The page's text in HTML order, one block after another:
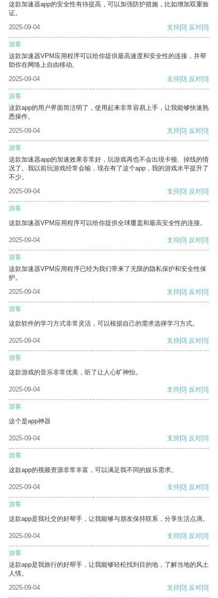
这款加速器app的安全性有待提高，可以加强防护措施，比如增加双重验
证。
2025-09-04
支持[0] 反对[0]
游客
这款加速器VPM应用程序可以给你提供最高速度和安全性的连接，并帮
助你在网络上自由移动。
2025-09-04
支持[0] 反对[0]
游客
这款app的用户界面简洁明了，使用起来非常容易上手，让我能够快速熟
悉操作。
2025-09-04
支持[0] 反对[0]
游客
这款加速器app的加速效果非常好，玩游戏再也不会出现卡顿、掉线的情
况了。我以前玩游戏经常会输，现在有了这个app，我的游戏水平提升了
不少。
2025-09-04
支持[0] 反对[0]
游客
这款加速器VPM应用程序可以给你提供全球覆盖和最高安全性的连接。
2025-09-04 支持[0] 反对[0]
游客
这款加速器VPM应用程序已经为我们带来了无限的隐私保护和安全性保
护。
2025-09-04
支持[0] 反对[0]
游客
这款软件的学习方式非常灵活，可以根据自己的需求选择学习方式。
2025-09-04 支持[0] 反对[0]
游客
这款游戏的音乐非常优美，听了让人心旷神怡。
2025-09-04 支持[0] 反对[0]
游客
这个是app神器
2025-09-04 支持[0] 反对[0]
游客
这款app的视频资源非常丰富，可以满足我不同的娱乐需求。
2025-09-04 支持[0] 反对[0]
游客
这款app是我社交的好帮手，让我能够与朋友保持联系，分享生活点滴。
2025-09-04 支持[0] 反对[0]
游客
这款app是我旅行的好帮手，让我能够轻松找到目的地，了解当地的风土
人情。
2025-09-04
支持[0] 反对[0]